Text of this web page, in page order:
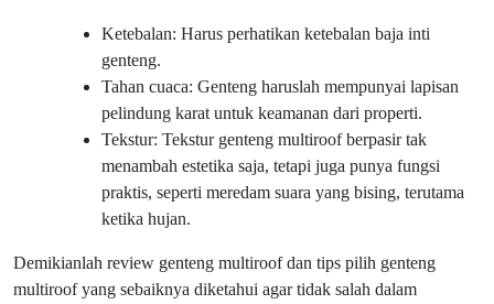
Ketebalan: Harus perhatikan ketebalan baja inti
genteng.
Tahan cuaca: Genteng haruslah mempunyai lapisan
pelindung karat untuk keamanan dari properti.
Tekstur: Tekstur genteng multiroof berpasir tak
menambah estetika saja, tetapi juga punya fungsi
praktis, seperti meredam suara yang bising, terutama
ketika hujan.
Demikianlah review genteng multiroof dan tips pilih genteng
multiroof yang sebaiknya diketahui agar tidak salah dalam